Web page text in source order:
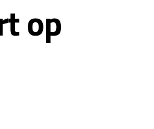
op